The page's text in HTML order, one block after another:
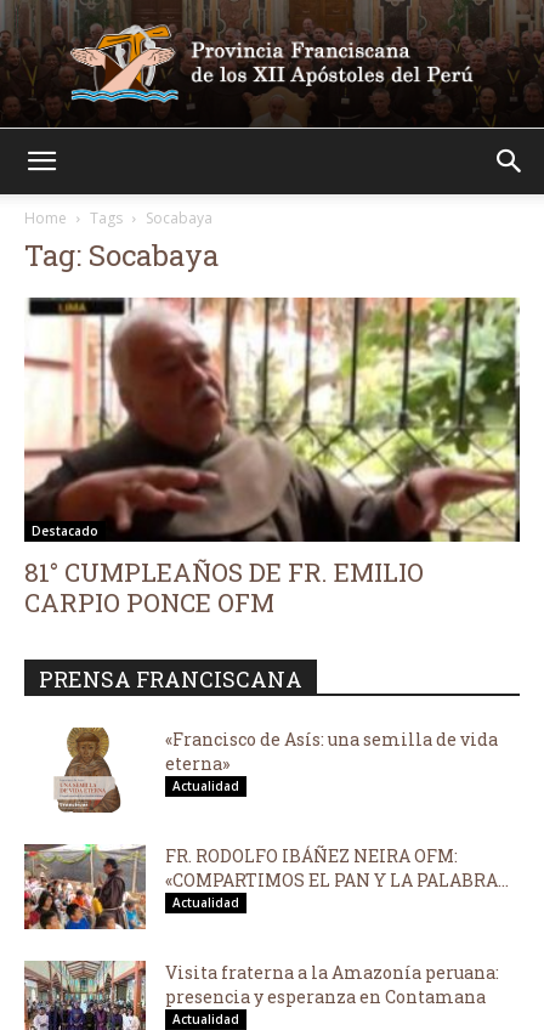
Home
Tags Socabaya
Tag: Socabaya
Destacado
81° CUMPLEAÑOS DE FR. EMILIO
CARPIO PONCE OFM
PRENSA FRANCISCANA
«Francisco de Asís: una semilla de vida
eterna»
Actualidad
FR. RODOLFO IBÁÑEZ NEIRA OFM:
«COMPARTIMOS EL PAN Y LA PALABRA...
Actualidad
Visita fraterna a la Amazonía peruana:
presencia y esperanza en Contamana
Actualidad